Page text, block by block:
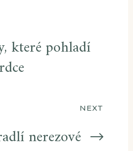
které pohladí
NEXT
nerezové